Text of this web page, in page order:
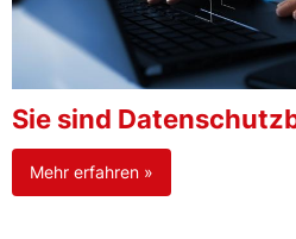
Sie sind
Mehr erfahren »